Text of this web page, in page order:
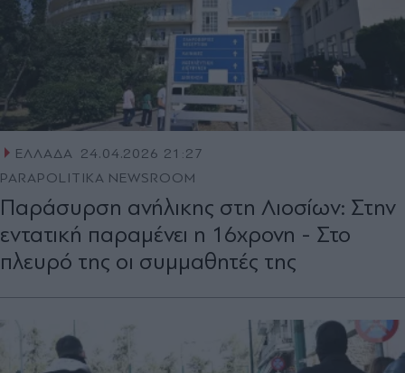
ΕΛΛΑΔΑ 24.04.2026 21:27
PARAPOLITIKA NEWSROOM
Παράσυρση ανήλικης στη Λιοσίων: Στην
εντατική παραμένει η 16χρονη - Στο
πλευρό της οι συμμαθητές της